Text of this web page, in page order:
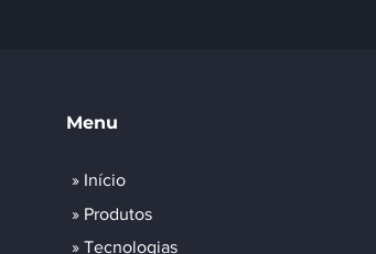
Menu
» Início
» Produtos
» Tecnologias